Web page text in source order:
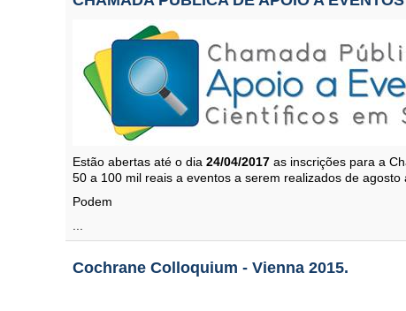
Estão abertas até o dia 24/04/2017 as inscrições para a
50 a 100 mil reais a eventos a serem realizados de
Podem
Cochrane Colloquium - Vienna 2015.